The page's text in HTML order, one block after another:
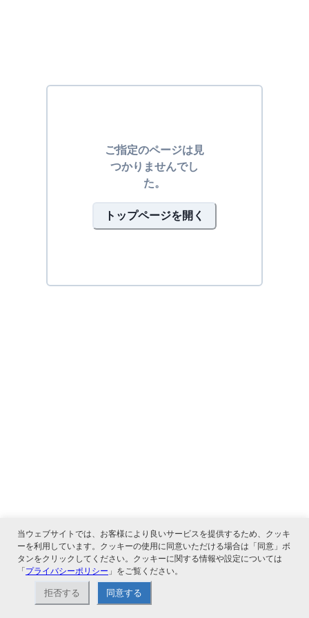
ご指定のページは見
つかりませんでし
た。
トップページを開く
当ウェブサイトでは、お客様により良いサービスを提供するため、クッキ
ーを利用しています。クッキーの使用に同意いただける場合は「同意」ボ
タンをクリックしてください。クッキーに関する情報や設定については
「プライバシーポリシー 」をご覧ください。
拒否する 同意する